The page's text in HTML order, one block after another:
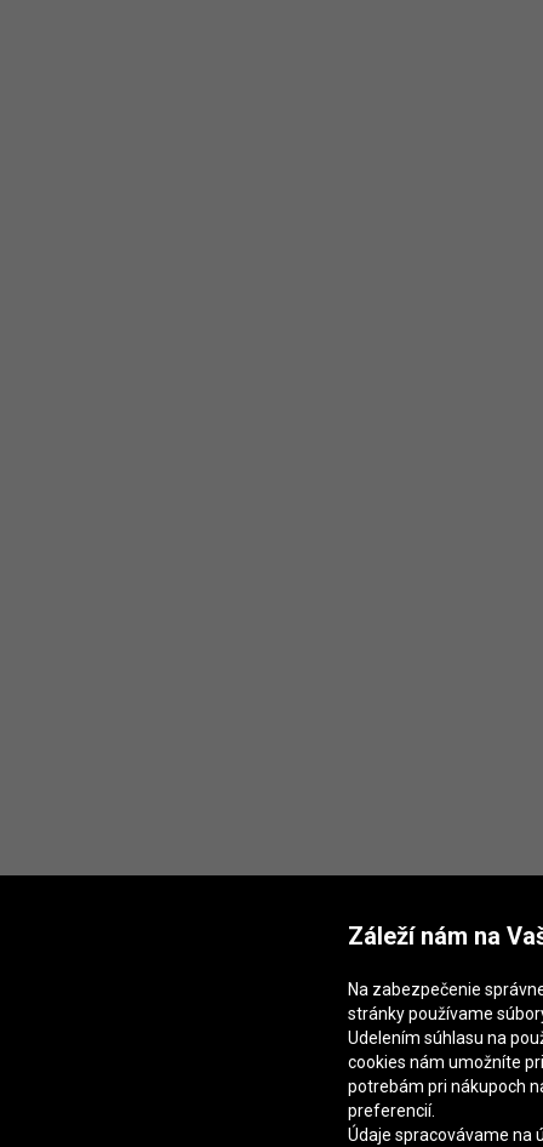
Záleží nám na
Na zabezpečenie
stránky používame
Udelením súhlasu na
cookies nám umožníte
potrebám pri nákupoch
preferencií.
Údaje spracovávame na